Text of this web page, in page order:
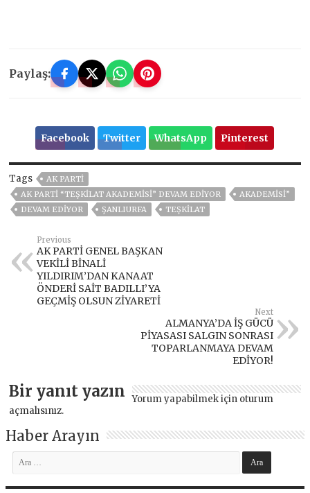
Paylaş:
Facebook Twitter WhatsApp Pinterest
Tags
AK PARTİ
AK PARTI “TEŞKILAT AKADEMISI” DEVAM EDIYOR
AKADEMISI”
DEVAM EDIYOR
ŞANLIURFA TEŞKİLAT
Previous
AK PARTİ GENEL BAŞKAN
VEKİLİ BİNALİ
YILDIRIM’DAN KANAAT
ÖNDERİ SAİT BADILLI’YA
GEÇMİŞ OLSUN ZİYARETİ
Next
ALMANYA’DA İŞ GÜCÜ
PİYASASI SALGIN SONRASI
TOPARLANMAYA DEVAM
EDİYOR!
Bir yanıt yazın Yorum yapabilmek için oturum
açmalısınız.
Haber Arayın